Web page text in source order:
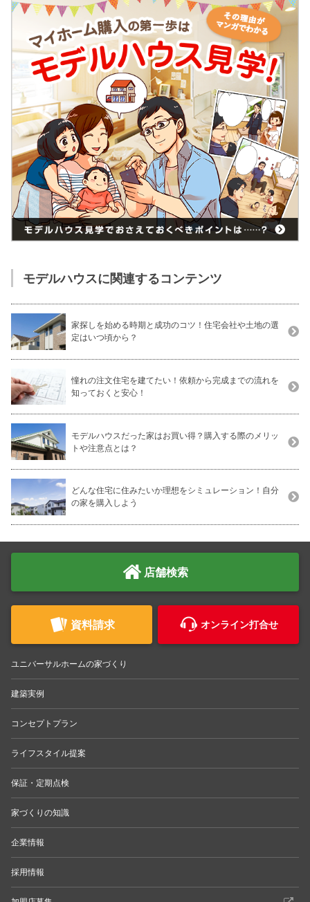
モデルハウスに関連するコンテンツ
家探しを始める時期と成功のコツ！住宅会社や土地の選
定はいつ頃から？
憧れの注文住宅を建てたい！依頼から完成までの流れを
知っておくと安心！
モデルハウスだった家はお買い得？購入する際のメリッ
トや注意点とは？
どんな住宅に住みたいか理想をシミュレーション！自分
の家を購入しよう
店舗検索
資料請求 オンライン打合せ
ユニバーサルホームの家づくり
建築実例
コンセプトプラン
ライフスタイル提案
保証・定期点検
家づくりの知識
企業情報
採用情報